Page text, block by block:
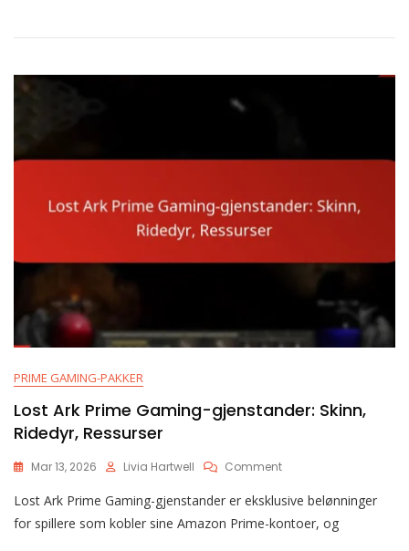
Kontakt,
PRIME GAMING-PAKKER
Lost Ark Prime Gaming-gjenstander: Skinn,
Ridedyr, Ressurser
Mar 13, 2026 Livia Hartwell CommentOn
Ark
Prime
Gaming-
Lost Ark Prime Gaming-gjenstander er eksklusive belønninger
for spillere som kobler sine Amazon Prime-kontoer, og